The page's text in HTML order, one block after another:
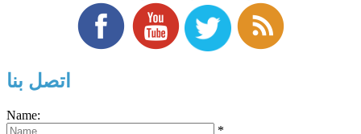
اتصل بنا
Name:
*